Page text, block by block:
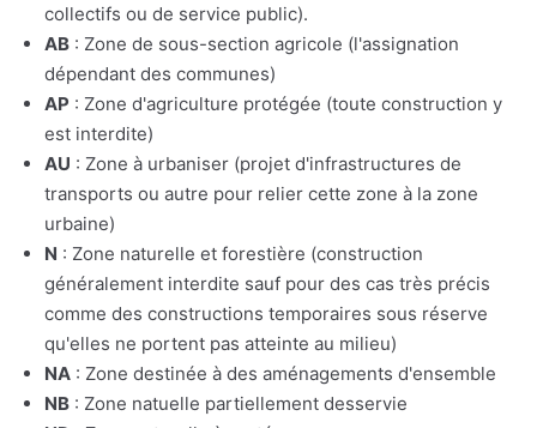
collectifs ou de service public).
AB : Zone de sous-section agricole (l'assignation
dépendant des communes)
AP : Zone d'agriculture protégée (toute construction y
est interdite)
AU : Zone à urbaniser (projet d'infrastructures de
transports ou autre pour relier cette zone à la zone
urbaine)
N : Zone naturelle et forestière (construction
généralement interdite sauf pour des cas très précis
comme des constructions temporaires sous réserve
qu'elles ne portent pas atteinte au milieu)
NA : Zone destinée à des aménagements d'ensemble
NB : Zone natuelle partiellement desservie